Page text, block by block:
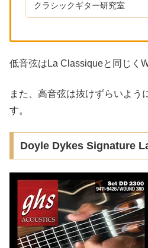
ー/感想/情報
て3種類の高音
クラシックギター研究室
低音弦はLa Classiqueと同じく
また、高音弦は抜けずらいよう
す。
Doyle Dykes Signature